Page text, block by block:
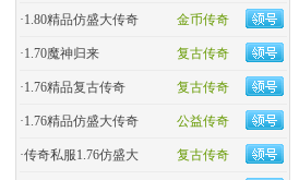
金币传奇
·1.80精品仿盛大传奇
复古传奇
·1.70魔神归来
复古传奇
·1.76精品复古传奇
公益传奇
·1.76精品仿盛大传奇
复古传奇
·传奇私服1.76仿盛大